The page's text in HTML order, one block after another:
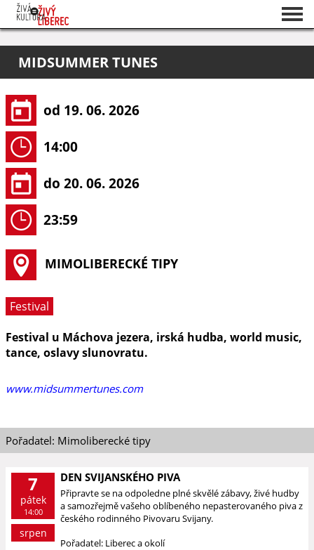
O projektu
Pořadatelé
MIDSUMMER TUNES
od 19. 06. 2026
14:00
do 20. 06. 2026
23:59
MIMOLIBERECKÉ TIPY
Festival
Festival u Máchova jezera, irská hudba, world music,
tance, oslavy slunovratu.
www.midsummertunes.com
Pořadatel: Mimoliberecké tipy
7
pátek
14:00
srpen
DEN SVIJANSKÉHO PIVA
Připravte se na odpoledne plné skvělé zábavy, živé hudby
a samozřejmě vašeho oblíbeného nepasterovaného piva z
českého rodinného Pivovaru Svijany.
Pořadatel: Liberec a okolí